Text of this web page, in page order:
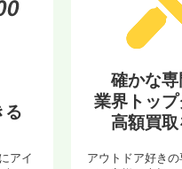
る
アイ
確かな専
業界トッ
高額買
アウトドア好き